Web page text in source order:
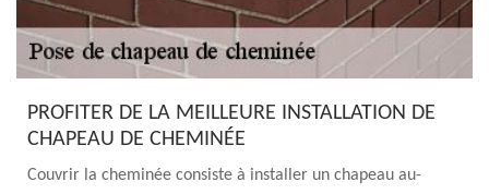
PROFITER DE LA MEILLEURE INSTALLATION DE
CHAPEAU DE CHEMINÉE
Couvrir la cheminée consiste à installer un chapeau au-